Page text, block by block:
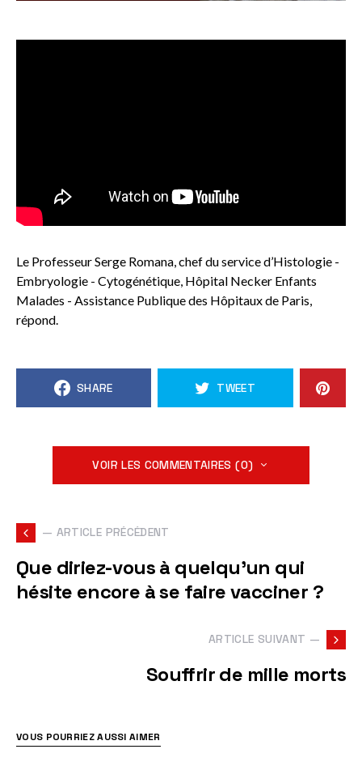
Le Professeur Serge Romana, chef du service d’Histologie -
Embryologie - Cytogénétique, Hôpital Necker Enfants
Malades - Assistance Publique des Hôpitaux de Paris,
répond.
SHARE TWEET
VOIR LES COMMENTAIRES (0)
— ARTICLE PRÉCÉDENT
Que diriez-vous à quelqu'un qui
hésite encore à se faire vacciner ?
ARTICLE SUIVANT —
Souffrir de mille morts
VOUS POURRIEZ AUSSI AIMER